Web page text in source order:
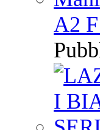
A2